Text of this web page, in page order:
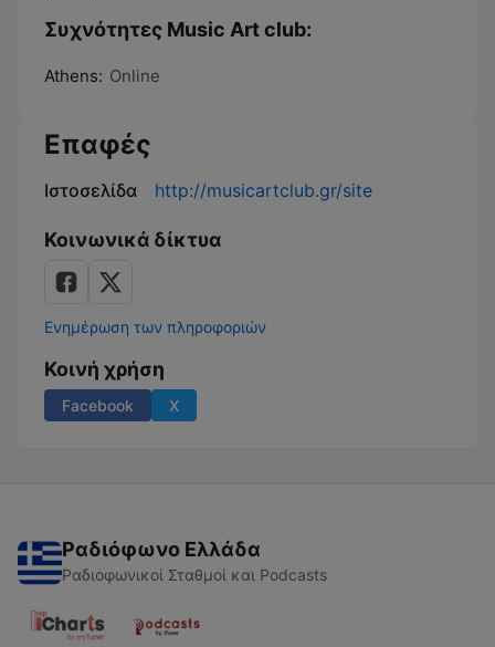
Συχνότητες Music Art club:
Athens: Online
Επαφές
Ιστοσελίδα http://musicartclub.gr/site
Κοινωνικά δίκτυα
Ενημέρωση των πληροφοριών
Κοινή χρήση
Facebook X
Ραδιόφωνο Ελλάδα
Ραδιοφωνικοί Σταθμοί και Podcasts